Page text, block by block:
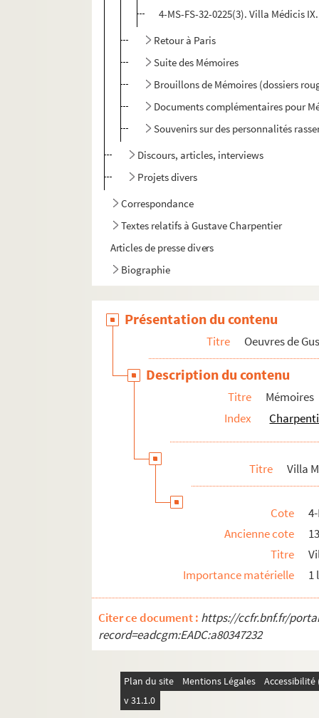
4-MS-FS-32-0225(3). Villa Médicis
Retour à Paris
Suite des Mémoires
Brouillons de Mémoires (dossiers
Documents complémentaires pour
Souvenirs sur des personnalités
Discours, articles, interviews
Projets divers
Correspondance
Textes relatifs à Gustave Charpentier
Articles de presse divers
Biographie
Présentation du contenu
Titre Oeuvres de
Description du contenu
Titre
Mémoires
Index
Titre Villa
Cote
Ancienne cote
Titre
Importance matérielle
1
Citer ce document : https://ccfr.bnf.fr/
record=eadcgm:EADC:a80347232
Plan du site Mentions Légales
v 31.1.0